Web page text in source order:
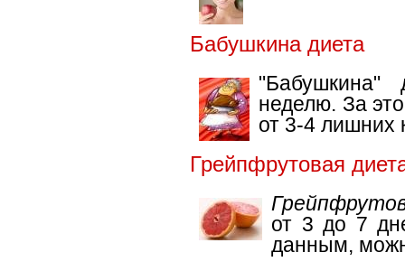
Бабушкина диета
"Бабушкина"
неделю. За
от 3-4 лишних
Грейпфрутовая
от 3 до 7
данным,